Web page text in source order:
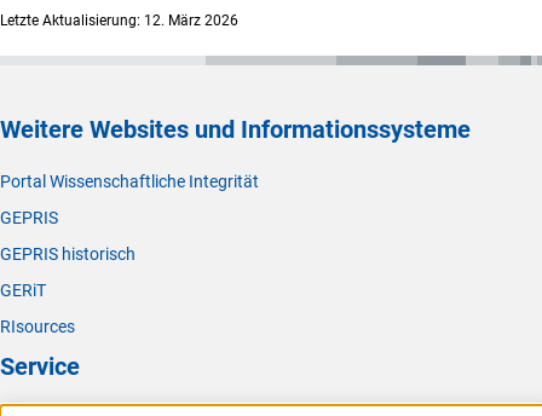
Letzte Aktualisierung: 12. März 2026
Weitere Websites und Informationssysteme
Portal Wissenschaftliche Integrität
GEPRIS
GEPRIS historisch
GERiT
RIsources
Service